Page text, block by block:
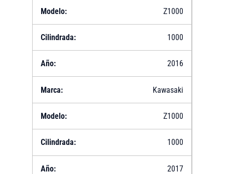
Z1000
1000
2016
Kawasaki
Z1000
1000
2017